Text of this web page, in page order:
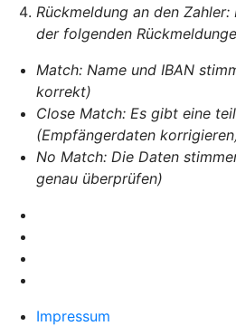
Rückmeldung an den
der folgenden
Match: Name und IBAN
korrekt)
Close Match: Es gibt eine
(Empfängerdaten
No Match: Die Daten
genau überprüfen)
Impressum